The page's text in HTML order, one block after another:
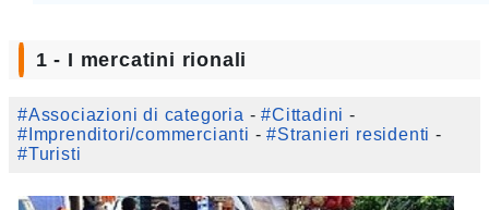
1 - I mercatini rionali
#Associazioni di categoria -#Cittadini -
#Imprenditori/commercianti -#Stranieri residenti -
#Turisti